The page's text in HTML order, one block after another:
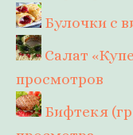
Булочки с
Салат
просмотров
Бифтекя